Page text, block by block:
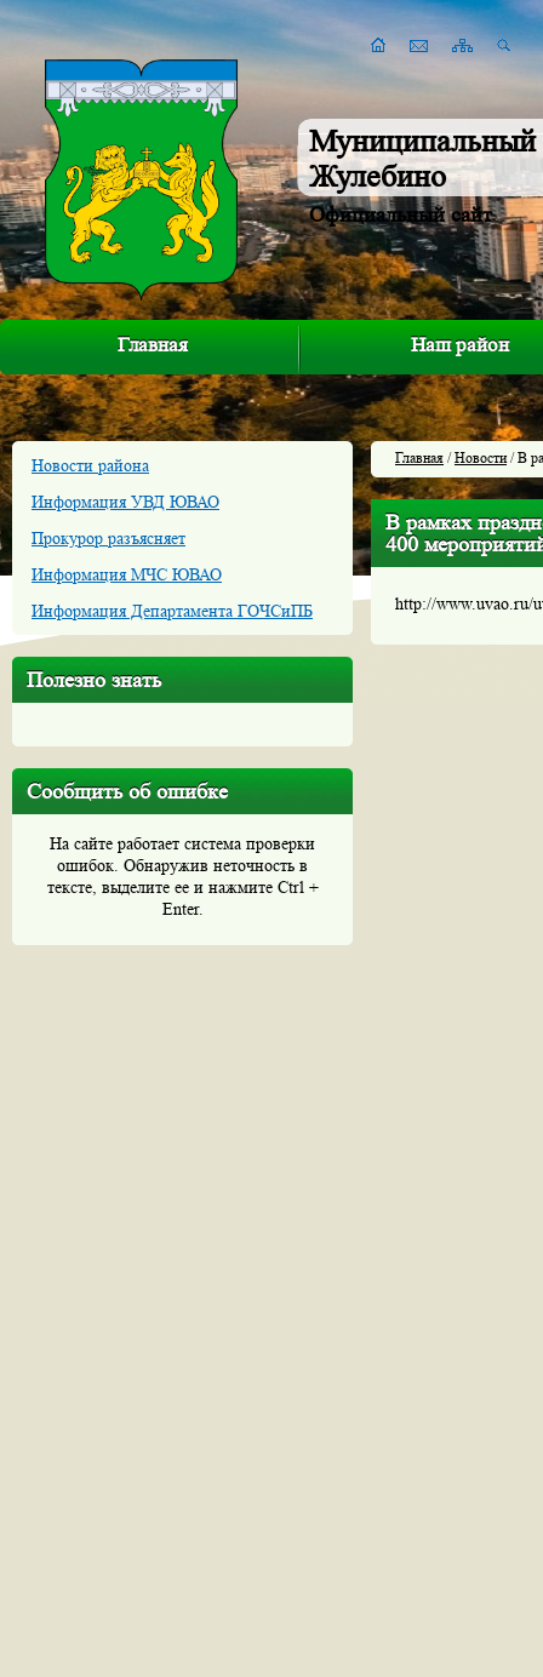
Муниципальный
Жулебино
Официальный сайт
Главная Наш район
Новости района
Информация УВД ЮВАО
Прокурор разъясняет
Информация МЧС ЮВАО
Информация Департамента ГОЧСиПБ
Полезно знать
Сообщить об ошибке
На сайте работает система проверки
ошибок. Обнаружив неточность в
тексте, выделите ее и нажмите Ctrl +
Enter.
Главная /Новости/ В
В рамках
400
http://www.uvao.ru/